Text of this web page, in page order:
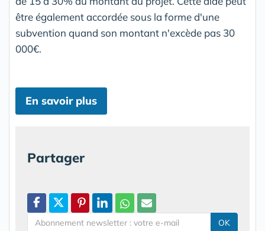
être également accordée sous la forme d'une
subvention quand son montant n'excède pas 30
000€.
En savoir plus
Partager
OK